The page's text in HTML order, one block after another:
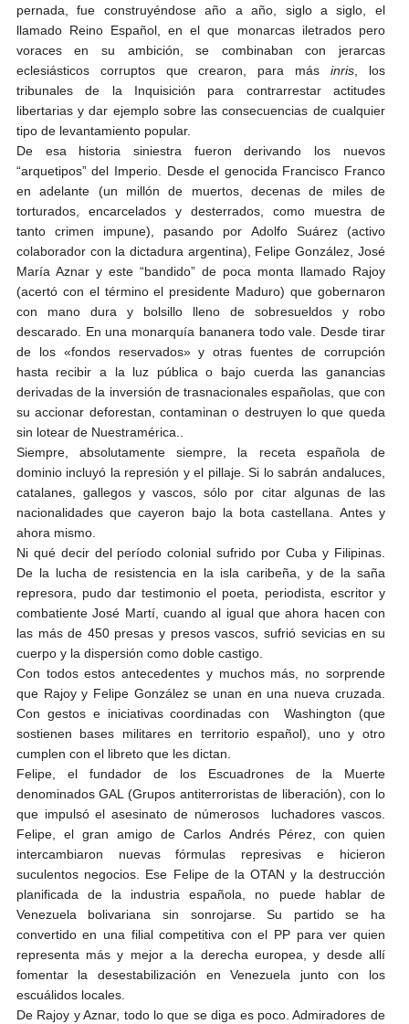
pernada, fue construyéndose año a año, siglo a siglo, el
llamado Reino Español, en el que monarcas iletrados pero
voraces en su ambición, se combinaban con jerarcas
eclesiásticos corruptos que crearon, para más inris , los
tribunales de la Inquisición para contrarrestar actitudes
libertarias y dar ejemplo sobre las consecuencias de cualquier
tipo de levantamiento popular.
De esa historia siniestra fueron derivando los nuevos
“arquetipos” del Imperio. Desde el genocida Francisco Franco
en adelante (un millón de muertos, decenas de miles de
torturados, encarcelados y desterrados, como muestra de
tanto crimen impune), pasando por Adolfo Suárez (activo
colaborador con la dictadura argentina), Felipe González, José
María Aznar y este “bandido” de poca monta llamado Rajoy
(acertó con el término el presidente Maduro) que gobernaron
con mano dura y bolsillo lleno de sobresueldos y robo
descarado. En una monarquía bananera todo vale. Desde tirar
de los «fondos reservados» y otras fuentes de corrupción
hasta recibir a la luz pública o bajo cuerda las ganancias
derivadas de la inversión de trasnacionales españolas, que con
su accionar deforestan, contaminan o destruyen lo que queda
sin lotear de Nuestramérica..
Siempre, absolutamente siempre, la receta española de
dominio incluyó la represión y el pillaje. Si lo sabrán andaluces,
catalanes, gallegos y vascos, sólo por citar algunas de las
nacionalidades que cayeron bajo la bota castellana. Antes y
ahora mismo.
Ni qué decir del período colonial sufrido por Cuba y Filipinas.
De la lucha de resistencia en la isla caribeña, y de la saña
represora, pudo dar testimonio el poeta, periodista, escritor y
combatiente José Martí, cuando al igual que ahora hacen con
las más de 450 presas y presos vascos, sufrió sevicias en su
cuerpo y la dispersión como doble castigo.
Con todos estos antecedentes y muchos más, no sorprende
que Rajoy y Felipe González se unan en una nueva cruzada.
Con gestos e iniciativas coordinadas con Washington (que
sostienen bases militares en territorio español), uno y otro
cumplen con el libreto que les dictan.
Felipe, el fundador de los Escuadrones de la Muerte
denominados GAL (Grupos antiterroristas de liberación), con lo
que impulsó el asesinato de númerosos luchadores vascos.
Felipe, el gran amigo de Carlos Andrés Pérez, con quien
intercambiaron nuevas fórmulas represivas e hicieron
suculentos negocios. Ese Felipe de la OTAN y la destrucción
planificada de la industria española, no puede hablar de
Venezuela bolivariana sin sonrojarse. Su partido se ha
convertido en una filial competitiva con el PP para ver quien
representa más y mejor a la derecha europea, y desde allí
fomentar la desestabilización en Venezuela junto con los
escuálidos locales.
De Rajoy y Aznar, todo lo que se diga es poco. Admiradores de